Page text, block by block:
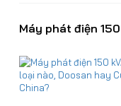
Máy phát điện